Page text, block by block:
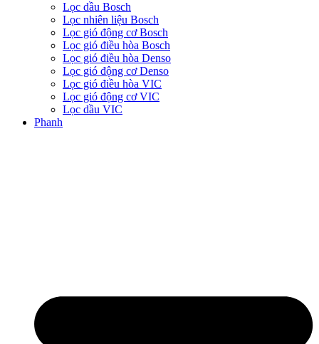
Lọc dầu Bosch
Lọc nhiên liệu Bosch
Lọc gió động cơ Bosch
Lọc gió điều hòa Bosch
Lọc gió điều hòa Denso
Lọc gió động cơ Denso
Lọc gió điều hòa VIC
Lọc gió động cơ VIC
Lọc dầu VIC
Phanh